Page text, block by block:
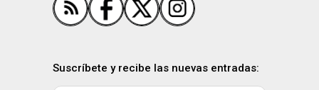
Suscríbete y recibe las nuevas entradas: